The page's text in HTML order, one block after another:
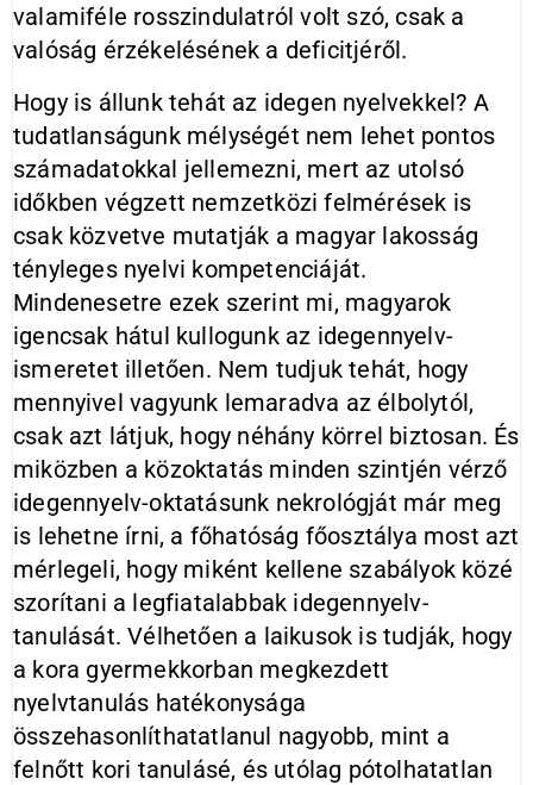
valamiféle rosszindulatról volt szó, csak a
valóság érzékelésének a deficitjéről.
Hogy is állunk tehát az idegen nyelvekkel? A
tudatlanságunk mélységét nem lehet pontos
számadatokkal jellemezni, mert az utolsó
időkben végzett nemzetközi felmérések is
csak közvetve mutatják a magyar lakosság
tényleges nyelvi kompetenciáját.
Mindenesetre ezek szerint mi, magyarok
igencsak hátul kullogunk az idegennyelv-
ismeretet illetően. Nem tudjuk tehát, hogy
mennyivel vagyunk lemaradva az élbolytól,
csak azt látjuk, hogy néhány körrel biztosan. És
miközben a közoktatás minden szintjén vérző
idegennyelv-oktatásunk nekrológját már meg
is lehetne írni, a főhatóság főosztálya most azt
mérlegeli, hogy miként kellene szabályok közé
szorítani a legfiatalabbak idegennyelv-
tanulását. Vélhetően a laikusok is tudják, hogy
a kora gyermekkorban megkezdett
nyelvtanulás hatékonysága
összehasonlíthatatlanul nagyobb, mint a
felnőtt kori tanulásé, és utólag pótolhatatlan